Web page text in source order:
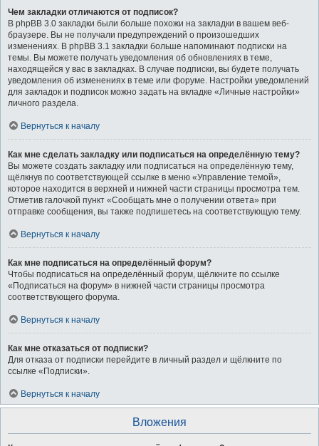
Чем закладки отличаются от подписок?
В phpBB 3.0 закладки были больше похожи на закладки в вашем веб-
браузере. Вы не получали предупреждений о произошедших
изменениях. В phpBB 3.1 закладки больше напоминают подписки на
темы. Вы можете получать уведомления об обновлениях в теме,
находящейся у вас в закладках. В случае подписки, вы будете получать
уведомления об изменениях в теме или форуме. Настройки уведомлений
для закладок и подписок можно задать на вкладке «Личные настройки»
личного раздела.
Вернуться к началу
Как мне сделать закладку или подписаться на определённую тему?
Вы можете создать закладку или подписаться на определённую тему,
щёлкнув по соответствующей ссылке в меню «Управление темой»,
которое находится в верхней и нижней части страницы просмотра тем.
Отметив галочкой пункт «Сообщать мне о получении ответа» при
отправке сообщения, вы также подпишетесь на соответствующую тему.
Вернуться к началу
Как мне подписаться на определённый форум?
Чтобы подписаться на определённый форум, щёлкните по ссылке
«Подписаться на форум» в нижней части страницы просмотра
соответствующего форума.
Вернуться к началу
Как мне отказаться от подписки?
Для отказа от подписки перейдите в личный раздел и щёлкните по
ссылке «Подписки».
Вернуться к началу
Вложения